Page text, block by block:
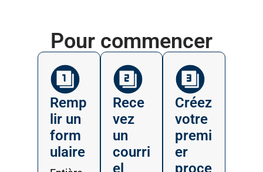
Pour commencer
Remp
lir un
form
ulaire
Rece
vez
un
courri
el
Créez
votre
premi
er
proce